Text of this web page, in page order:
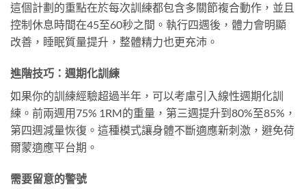
這個計劃的重點在於每次訓練都包含多關節複合動作，並且
控制休息時間在45至60秒之間。執行四週後，體力會明顯
改善，睡眠質量提升，整體精力也更充沛。
進階技巧：週期化訓練
如果你的訓練經驗超過半年，可以考慮引入線性週期化訓
練。前兩週用75% 1RM的重量，第三週提升到80%至85%，
第四週減量恢復。這種模式讓身體不斷適應新刺激，避免荷
爾蒙適應平台期。
需要留意的警號